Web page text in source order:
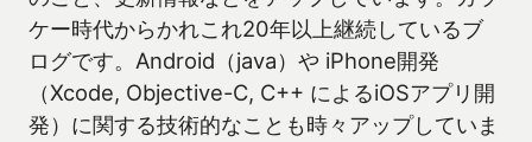
ケー時代からかれこれ20年以上継続しているブ
ログです。Android（java）や iPhone開発
（Xcode, Objective-C, C++ によるiOSアプリ開
発）に関する技術的なことも時々アップしていま